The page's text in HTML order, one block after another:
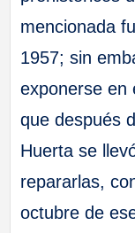
mencionada
1957; sin
exponerse en
que después
Huerta se
repararlas,
octubre de